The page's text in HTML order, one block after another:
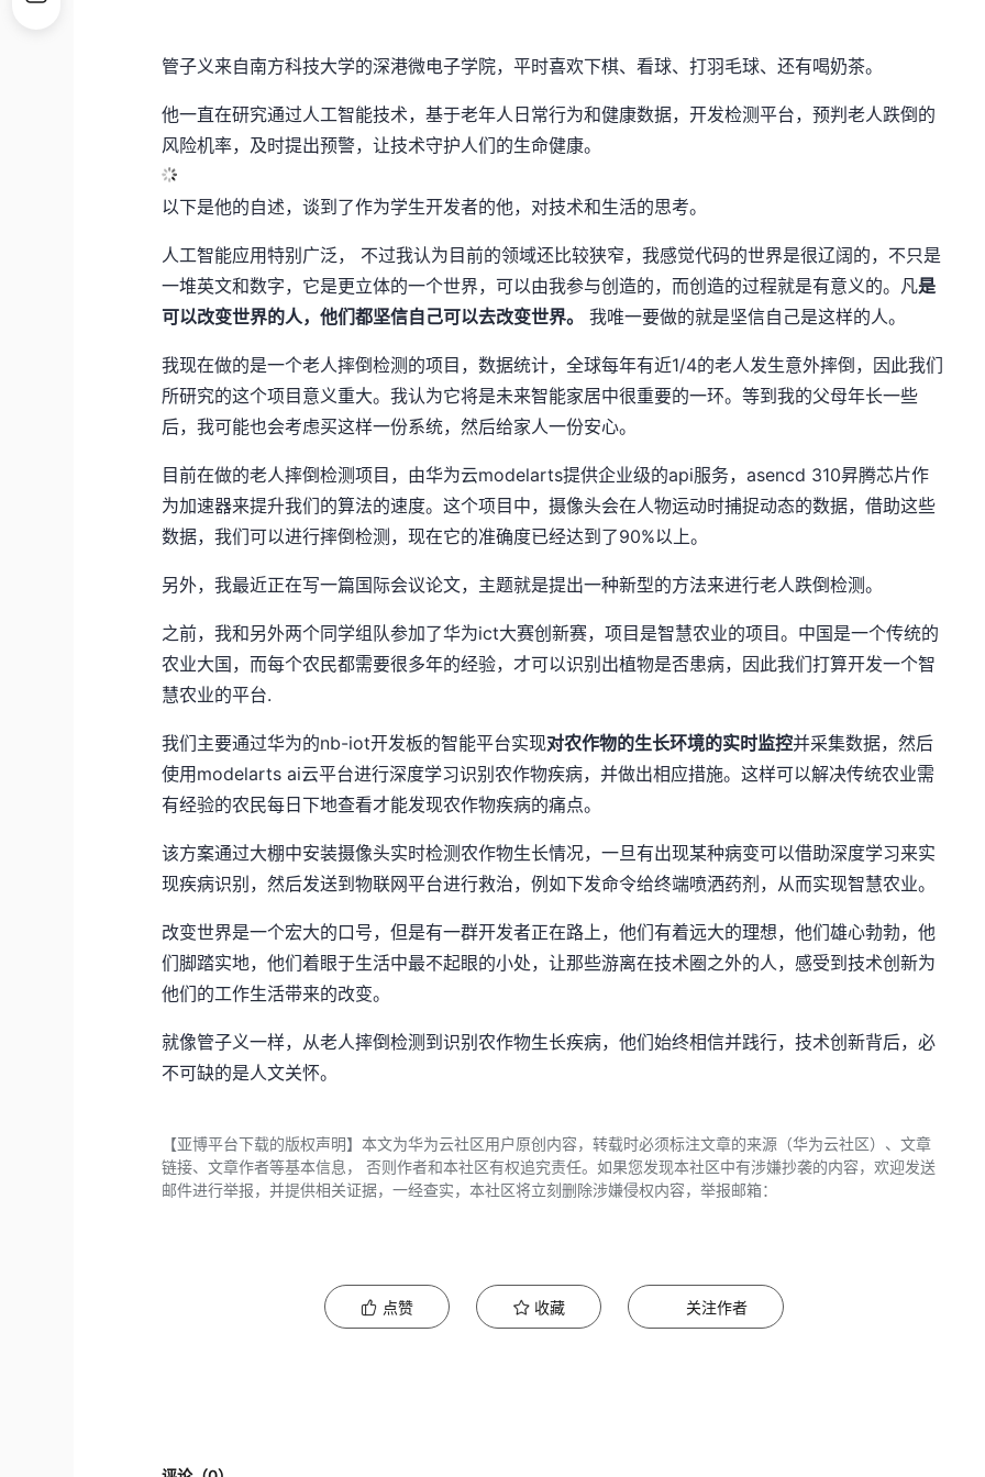
管子义来自南方科技大学的深港微电子学院，平时喜欢下棋、看球、打羽毛球、还有喝奶茶。
他一直在研究通过人工智能技术，基于老年人日常行为和健康数据，开发检测平台，预判老人跌倒的
风险机率，及时提出预警，让技术守护人们的生命健康。
以下是他的自述，谈到了作为学生开发者的他，对技术和生活的思考。
人工智能应用特别广泛， 不过我认为目前的领域还比较狭窄，我感觉代码的世界是很辽阔的，不只是
一堆英文和数字，它是更立体的一个世界，可以由我参与创造的，而创造的过程就是有意义的。凡是
可以改变世界的人，他们都坚信自己可以去改变世界。
我唯一要做的就是坚信自己是这样的人。
我现在做的是一个老人摔倒检测的项目，数据统计，全球每年有近1/4的老人发生意外摔倒，因此我们
所研究的这个项目意义重大。我认为它将是未来智能家居中很重要的一环。等到我的父母年长一些
后，我可能也会考虑买这样一份系统，然后给家人一份安心。
目前在做的老人摔倒检测项目，由华为云modelarts提供企业级的api服务，asencd 310昇腾芯片作
为加速器来提升我们的算法的速度。这个项目中，摄像头会在人物运动时捕捉动态的数据，借助这些
数据，我们可以进行摔倒检测，现在它的准确度已经达到了90%以上。
另外，我最近正在写一篇国际会议论文，主题就是提出一种新型的方法来进行老人跌倒检测。
之前，我和另外两个同学组队参加了华为ict大赛创新赛，项目是智慧农业的项目。中国是一个传统的
农业大国，而每个农民都需要很多年的经验，才可以识别出植物是否患病，因此我们打算开发一个智
慧农业的平台.
我们主要通过华为的nb-iot开发板的智能平台实现对农作物的生长环境的实时监控并采集数据，然后
使用modelarts ai云平台进行深度学习识别农作物疾病，并做出相应措施。这样可以解决传统农业需
有经验的农民每日下地查看才能发现农作物疾病的痛点。
该方案通过大棚中安装摄像头实时检测农作物生长情况，一旦有出现某种病变可以借助深度学习来实
现疾病识别，然后发送到物联网平台进行救治，例如下发命令给终端喷洒药剂，从而实现智慧农业。
改变世界是一个宏大的口号，但是有一群开发者正在路上，他们有着远大的理想，他们雄心勃勃，他
们脚踏实地，他们着眼于生活中最不起眼的小处，让那些游离在技术圈之外的人，感受到技术创新为
他们的工作生活带来的改变。
就像管子义一样，从老人摔倒检测到识别农作物生长疾病，他们始终相信并践行，技术创新背后，必
不可缺的是人文关怀。
【亚博平台下载的版权声明】本文为华为云社区用户原创内容，转载时必须标注文章的来源（华为云社区）、文章
链接、文章作者等基本信息， 否则作者和本社区有权追究责任。如果您发现本社区中有涉嫌抄袭的内容，欢迎发送
邮件进行举报，并提供相关证据，一经查实，本社区将立刻删除涉嫌侵权内容，举报邮箱：
点赞 收藏 关注作者